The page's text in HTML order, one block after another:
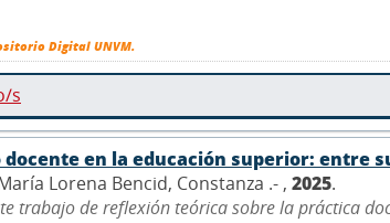
Digital UNVM.
s
docente en la educación superior: entre
Lorena Bencid, Constanza .- , 2025.
trabajo de reflexión teórica sobre la práctica